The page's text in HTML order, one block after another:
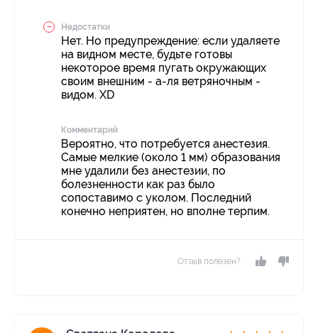
Недостатки
Нет. Но предупреждение: если удаляете
на видном месте, будьте готовы
некоторое время пугать окружающих
своим внешним - а-ля ветряночным -
видом. XD
Комментарий
Вероятно, что потребуется анестезия.
Самые мелкие (около 1 мм) образования
мне удалили без анестезии, по
болезненности как раз было
сопоставимо с уколом. Последний
конечно неприятен, но вполне терпим.
Отзыв полезен?